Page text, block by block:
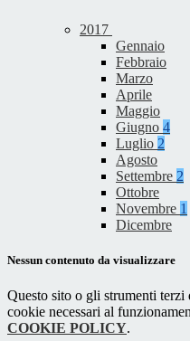
2017
Gennaio
Febbraio
Marzo
Aprile
Maggio
Giugno 4
Luglio 2
Agosto
Settembre 2
Ottobre
Novembre 1
Dicembre
Nessun contenuto da visualizzare
Questo sito o gli strumenti
cookie necessari al
COOKIE POLICY.